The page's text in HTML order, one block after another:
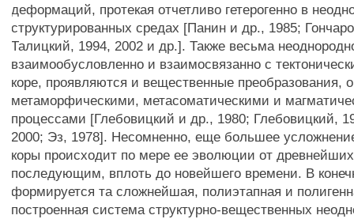
деформаций, протекая отчетливо гетерогенно в
структурированных средах [Панин и др., 1985;
Талицкий, 1994, 2002 и др.]. Также весьма
взаимообусловленно и взаимосвязанно с
коре, проявляются и вещественные преобразования,
метаморфическими, метасоматическими и
процессами [Глебовицкий и др., 1980; Глебовицкий,
2000; Эз, 1978]. Несомненно, еще большее
коры происходит по мере ее эволюции от
последующим, вплоть до новейшего времени. В
формируется та сложнейшая, полиэтапная и
построенная система структурно-вещественных